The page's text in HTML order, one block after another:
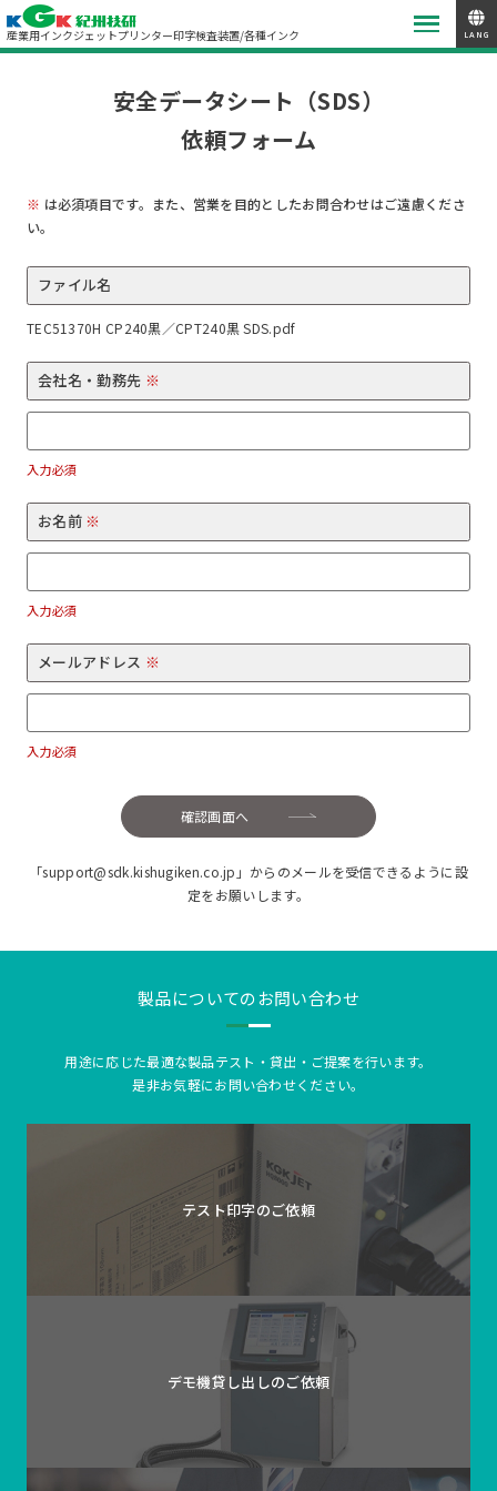
産業用インクジェットプリンター印字検査装置/各種インク LANG
安全データシート（SDS）
依頼フォーム
※ は必須項目です。また、営業を目的としたお問合わせはご遠慮くださ
い。
ファイル名
TEC51370H CP240黒／CPT240黒 SDS.pdf
会社名・勤務先 ※
入力必須
お名前 ※
入力必須
メールアドレス ※
入力必須
確認画面へ
「support@sdk.kishugiken.co.jp」からのメールを受信できるように設
定をお願いします。
製品についてのお問い合わせ
用途に応じた最適な製品テスト・貸出・ご提案を行います。
是非お気軽にお問い合わせください。
テスト印字のご依頼
デモ機貸し出しのご依頼